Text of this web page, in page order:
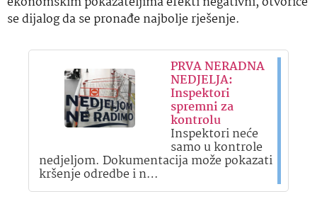
se dijalog da se pronađe najbolje rješenje.
PRVA NERADNA
NEDJELJA:
Inspektori
spremni za
kontrolu
Inspektori neće
samo u kontrole
nedjeljom. Dokumentacija može pokazati
kršenje odredbe i n…